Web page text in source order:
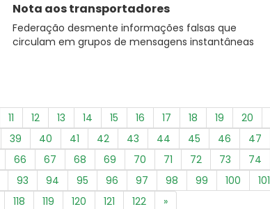
Nota aos transportadores
Federação desmente informações falsas que
circulam em grupos de mensagens instantâneas
11 12 13 14 15 16 17 18 19 20
39 40 41 42 43 44 45 46 47
66 67 68 69 70 71 72 73 74
93 94 95 96 97 98 99 100 101
118 119 120 121 122 »